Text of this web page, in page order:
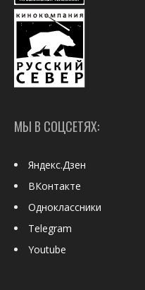
МЫ В СОЦСЕТЯХ:
Яндекс.Дзен
ВКонтакте
Одноклассники
Telegram
Youtube